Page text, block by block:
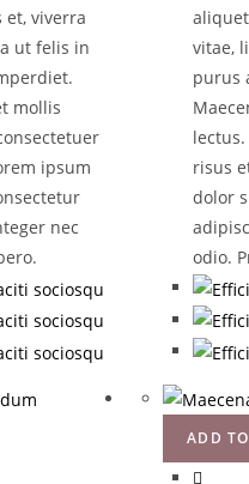
viverra
ut felis in
mollis
ipsum
nec
vitae,
purus
risus
dolor
odio.
ADD